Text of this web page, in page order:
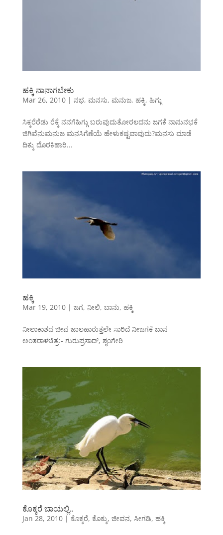
ಹಕ್ಕಿ ನಾನಾಗಬೇಕು
Mar 26, 2010| ನಭ, ಮನಸು, ಮನುಜ, ಹಕ್ಕಿ, ಹಿಗ್ಗು
ಸಿಕ್ಕರೆರೆಡು ರೆಕ್ಕೆ ನನಗೆಹಿಗ್ಗು ಬರುವುದುತೋರಲದನು ಜಗಕೆ ನಾನುನಭಕೆ
ಜಿಗಿವೆನುಮನುಜ ಮನಸಿಗೆಣೆಯೆ ಹೇಳುಕಷ್ಟವಾವುದು?ಮನಸು ಮಾಡೆ
ದಿಕ್ಕು ದೊರಕಿಹಾರಿ...
ಹಕ್ಕಿ
Mar 19, 2010| ಜಗ, ನೀಲಿ, ಬಾನು, ಹಕ್ಕಿ
ನೀಲಾಕಾಶದ ಜೀವ ಜಾಲಹಾರುತ್ತಲೇ ಸಾರಿದೆ ನೀಜಗಕೆ ಬಾನ
ಅಂತರಾಳಚಿತ್ರ:- ಗುರುಪ್ರಸಾದ್, ಶೃಂಗೇರಿ
ಕೊಕ್ಕರೆ ಬಾಯಲ್ಲಿ..
Jan 28, 2010| ಕೊಕ್ಕರೆ, ಕೊಕ್ಕು, ಜೀವನ, ಸೀಗಡಿ, ಹಕ್ಕಿ